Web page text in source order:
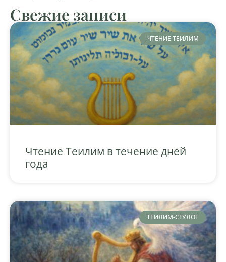
Свежие записи
ЧТЕНИЕ ТЕИЛИМ
Чтение Теилим в течение дней
года
ТЕИЛИМ-СГУЛОТ